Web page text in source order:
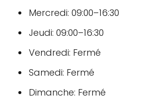
Mercredi: 09:00–16:30
Jeudi: 09:00–16:30
Vendredi: Fermé
Samedi: Fermé
Dimanche: Fermé